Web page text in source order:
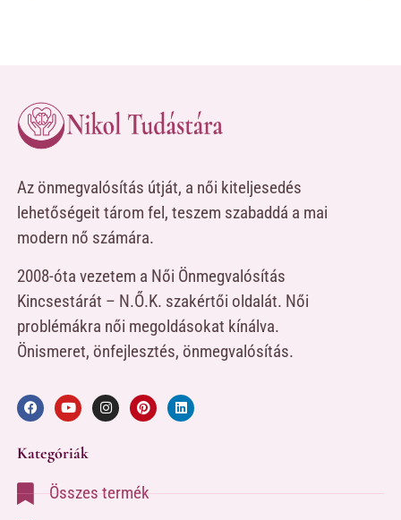
Az önmegvalósítás útját, a női kiteljesedés
lehetőségeit tárom fel, teszem szabaddá a mai
modern nő számára.
2008-óta vezetem a Női Önmegvalósítás
Kincsestárát – N.Ő.K. szakértői oldalát. Női
problémákra női megoldásokat kínálva.
Önismeret, önfejlesztés, önmegvalósítás.
Kategóriák
Összes termék